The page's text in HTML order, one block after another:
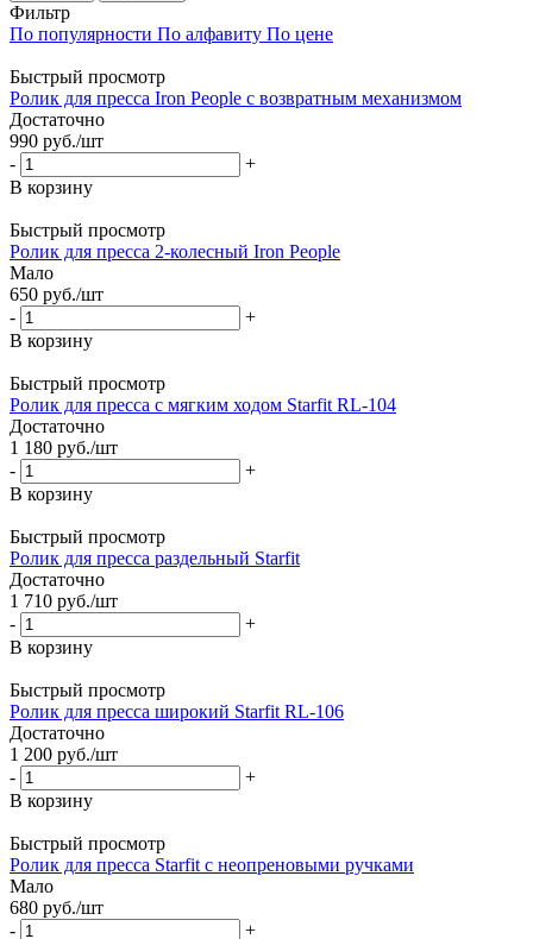
Фильтр
По популярности По алфавиту По цене
Быстрый просмотр
Ролик для пресса Iron People с возвратным механизмом
Достаточно
990 руб./шт
-
+
В корзину
Быстрый просмотр
Ролик для пресса 2-колесный Iron People
Мало
650 руб./шт
-
+
В корзину
Быстрый просмотр
Ролик для пресса с мягким ходом Starfit RL-104
Достаточно
1 180 руб./шт
-
+
В корзину
Быстрый просмотр
Ролик для пресса раздельный Starfit
Достаточно
1 710 руб./шт
-
+
В корзину
Быстрый просмотр
Ролик для пресса широкий Starfit RL-106
Достаточно
1 200 руб./шт
-
+
В корзину
Быстрый просмотр
Ролик для пресса Starfit с неопреновыми ручками
Мало
680 руб./шт
-
+